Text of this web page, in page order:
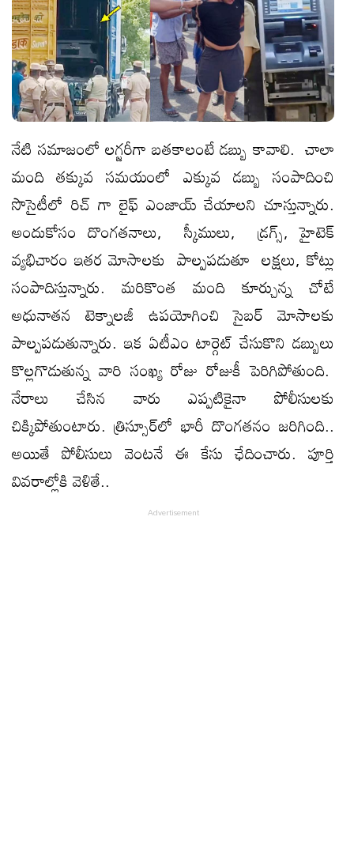
నేటి సమాజంలో లగ్జరీగా బతకాలంటే డబ్బు కావాలి. చాలా
మంది తక్కువ సమయంలో ఎక్కువ డబ్బు సంపాదించి
సొసైటీలో రిచ్ గా లైఫ్ ఎంజాయ్ చేయాలని చూస్తున్నారు.
అందుకోసం దొంగతనాలు, స్కీములు, డ్రగ్స్, హైటెక్
వ్యభిచారం ఇతర మోసాలకు పాల్పపడుతూ లక్షలు, కోట్లు
సంపాదిస్తున్నారు. మరికొంత మంది కూర్చున్న చోటే
అధునాతన టెక్నాలజీ ఉపయోగించి సైబర్ మోసాలకు
పాల్పపడుతున్నారు. ఇక ఏటీఎం టార్గెట్ చేసుకొని డబ్బులు
కొల్లగొడుతున్న వారి సంఖ్య రోజు రోజుకీ పెరిగిపోతుంది.
నేరాలు చేసిన వారు ఎప్పటికైనా పోలీసులకు
చిక్కిపోతుంటారు. త్రిస్సూర్‌లో భారీ దొంగతనం జరిగింది..
అయితే పోలీసులు వెంటనే ఈ కేసు ఛేదించారు. పూర్తి
వివరాల్లోకి వెళితే..